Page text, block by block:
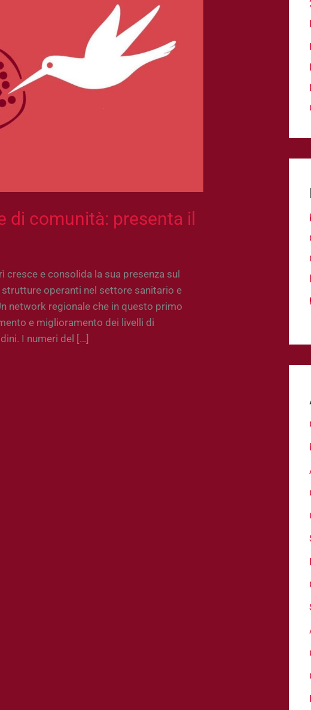
di comunità: presenta il
cresce e consolida la sua presenza sul
operanti nel settore sanitario e
network regionale che in questo primo
e miglioramento dei livelli di
I numeri del […]